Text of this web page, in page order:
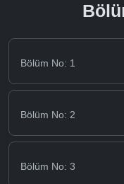
Bölüm No: 1
Bölüm No: 2
Bölüm No: 3